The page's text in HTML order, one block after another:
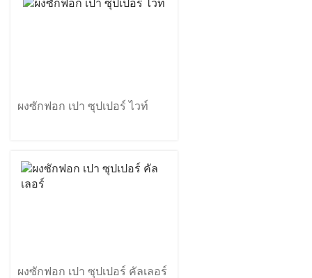
ผงซักฟอก เปา ซุปเปอร์ ไวท์
ผงซักฟอก เปา ซุปเปอร์ คัลเลอร์